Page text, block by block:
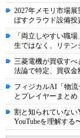
2027年メモリ市場
ぼすクラウド設備投
「両立しやすい職
生ではなく、リテン
三菱電機が買収す
法論で特定、買収金
フィジカルAI「物
とプレイヤーまとめ
割と知られていない
YouTubeを理解する